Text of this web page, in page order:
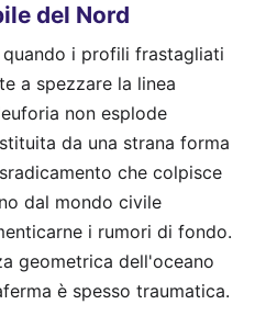
del Nord
i profili frastagliati
a spezzare la linea
non esplode
da una strana forma
che colpisce
dal mondo civile
i rumori di fondo.
geometrica dell'oceano
è spesso traumatica.